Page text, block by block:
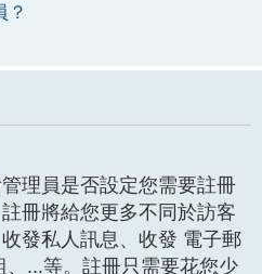
？
理員是否設定您需要註冊
冊將給您更多不同於訪客
發私人訊息、收發 電子郵
...等。註冊只需要花您少